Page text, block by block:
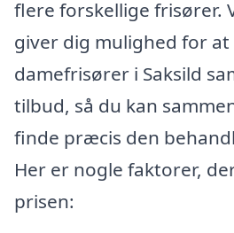
flere forskellige frisører.
giver dig mulighed for
damefrisører i Saksild
tilbud, så du kan
finde præcis den
Her er nogle faktorer,
prisen: